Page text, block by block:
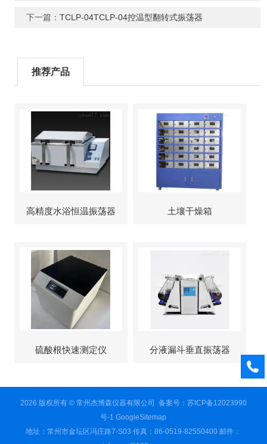
下一篇： TCLP-04TCLP-04控温型翻转式振荡器
推荐产品
高精度水浴恒温振荡器 土壤干燥箱
硫酸根快速测定仪 分液漏斗垂直振荡器
2026 版权所有 © 常州杰博森仪器有限公司 备案号：苏ICP备12023990
号-1 GoogleSitemap
地址：常州市金坛区冯庄路7-S03 传真：86-0519-82550400 邮件：